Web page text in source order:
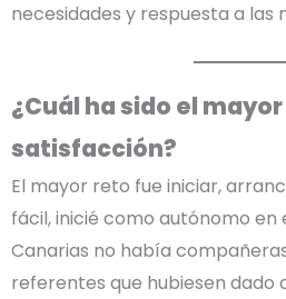
necesidades y respuesta a las
¿Cuál ha sido el
satisfacción?
El mayor reto fue iniciar,
fácil, inicié como autónomo en
Canarias no había
referentes que hubiesen dado